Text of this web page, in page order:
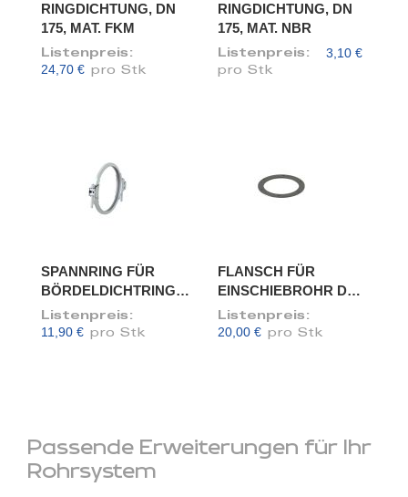
RINGDICHTUNG, DN
175, MAT. FKM
Listenpreis:
24,70 € pro Stk
RINGDICHTUNG, DN
175, MAT. NBR
Listenpreis: 3,10 €
pro Stk
SPANNRING FÜR
BÖRDELDICHTRING,
DN 175
Listenpreis:
11,90 € pro Stk
FLANSCH FÜR
EINSCHIEBROHR DN
175/173
Listenpreis:
20,00 € pro Stk
Passende Erweiterungen für Ihr
Rohrsystem